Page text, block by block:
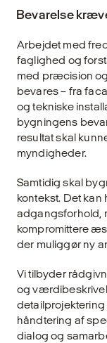
Bevarelse
Arbejdet med
faglighed og
med præcision
bevares – fra
og tekniske
bygningens
resultat skal
myndigheder.
Samtidig skal
kontekst. Det kan
adgangsforhold,
kompromittere
der muliggør ny
Vi tilbyder
og
håndtering af
dialog og